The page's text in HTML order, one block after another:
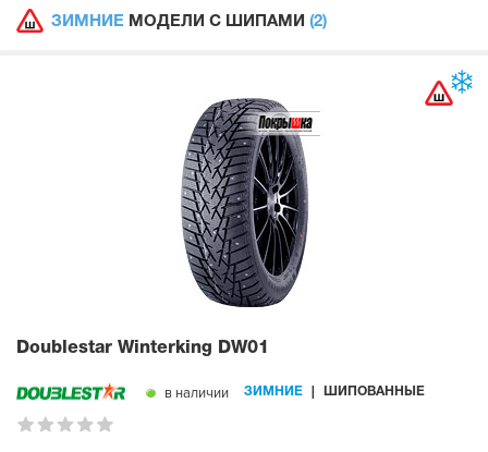
ЗИМНИЕ МОДЕЛИ С ШИПАМИ (2)
Doublestar Winterking DW01
в наличии ЗИМНИЕ ШИПОВАННЫЕ